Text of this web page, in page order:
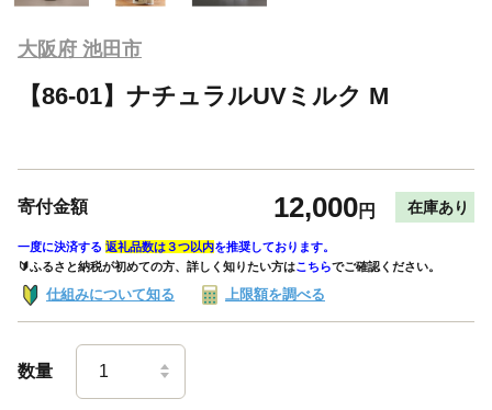
大阪府 池田市
【86-01】ナチュラルUVミルク M
寄付金額 12,000円 在庫あり
一度に決済する 返礼品数は３つ以内を推奨しております。
🔰ふるさと納税が初めての方、詳しく知りたい方はこちらでご確認ください。
仕組みについて知る 上限額を調べる
数量